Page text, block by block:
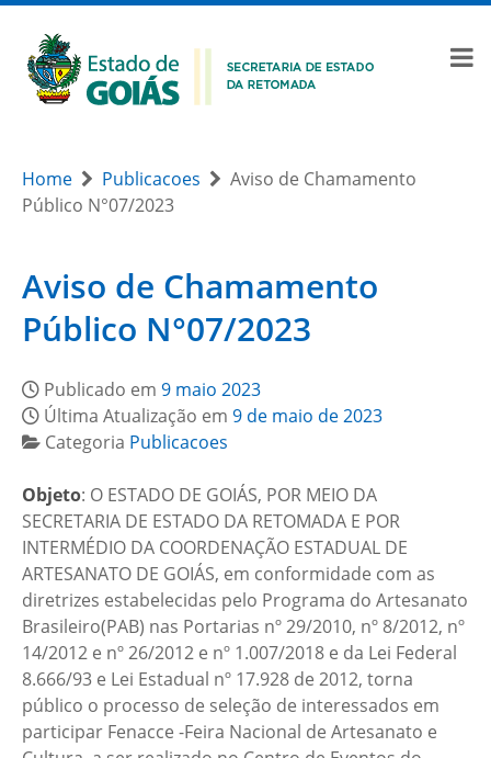
Home Publicacoes
Aviso de Chamamento
Público N°07/2023
Aviso de Chamamento
Público N°07/2023
Publicado em 9 maio 2023
Última Atualização em 9 de maio de 2023
Categoria Publicacoes
Objeto: O ESTADO DE GOIÁS, POR MEIO DA
SECRETARIA DE ESTADO DA RETOMADA E POR
INTERMÉDIO DA COORDENAÇÃO ESTADUAL DE
ARTESANATO DE GOIÁS, em conformidade com as
diretrizes estabelecidas pelo Programa do Artesanato
Brasileiro(PAB) nas Portarias nº 29/2010, nº 8/2012, nº
14/2012 e nº 26/2012 e nº 1.007/2018 e da Lei Federal
8.666/93 e Lei Estadual nº 17.928 de 2012, torna
público o processo de seleção de interessados em
participar Fenacce -Feira Nacional de Artesanato e